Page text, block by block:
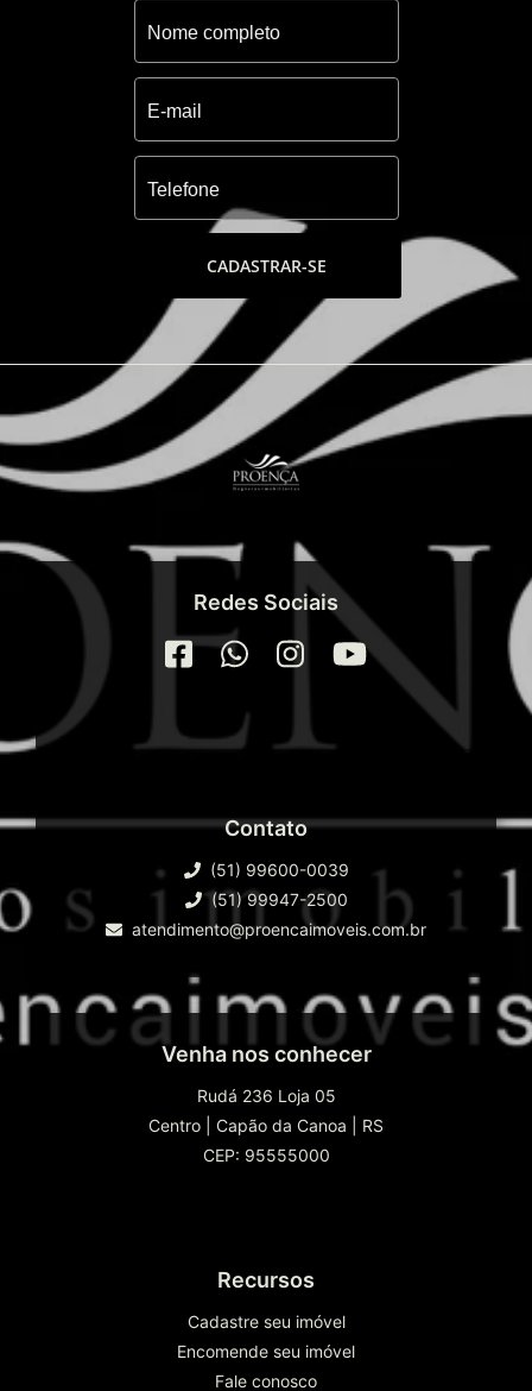
CADASTRAR-SE
Redes Sociais
Contato
(51) 99600-0039
(51) 99947-2500
atendimento@proencaimoveis.com.br
Venha nos conhecer
Rudá 236 Loja 05
Centro
Capão da Canoa
RS
CEP: 95555000
Recursos
Cadastre seu imóvel
Encomende seu imóvel
Fale conosco